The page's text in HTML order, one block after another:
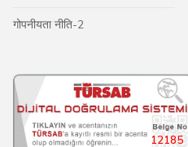
गोपनीयता नीति-2
12185